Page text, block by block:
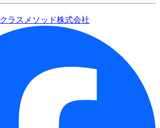
クラスメソッド株式会社